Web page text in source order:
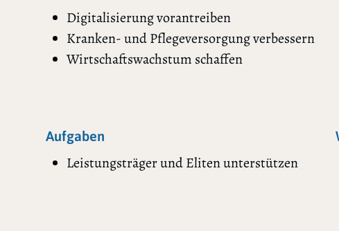
Digitalisierung vorantreiben
Kranken- und Pflegeversorgung verbessern
Wirtschaftswachstum schaffen
Aufgaben
Leistungsträger und Eliten unterstützen